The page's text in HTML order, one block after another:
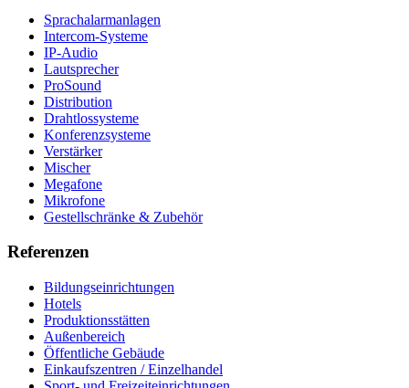
Sprachalarmanlagen
Intercom-Systeme
IP-Audio
Lautsprecher
ProSound
Distribution
Drahtlossysteme
Konferenzsysteme
Verstärker
Mischer
Megafone
Mikrofone
Gestellschränke & Zubehör
Referenzen
Bildungseinrichtungen
Hotels
Produktionsstätten
Außenbereich
Öffentliche Gebäude
Einkaufszentren / Einzelhandel